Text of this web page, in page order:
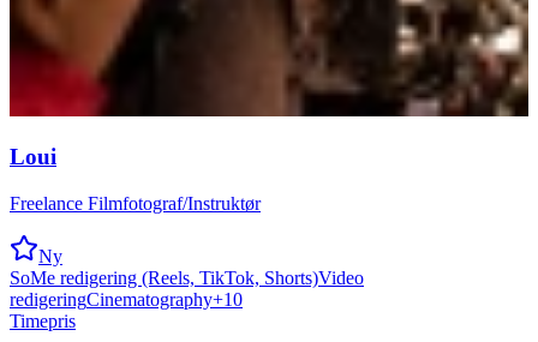
Loui
Freelance Filmfotograf/Instruktør
Ny
SoMe redigering (Reels, TikTok, Shorts)Video
redigeringCinematography+10
Timepris